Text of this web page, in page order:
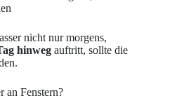
nicht nur morgens,
hinweg auftritt, sollte die
an Fenstern?